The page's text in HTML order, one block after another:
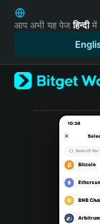
English
日本語
Русский
Español
Türkçe
Português
Bahasa Indonesia
आप अभी यह पेजहिन्दीमें